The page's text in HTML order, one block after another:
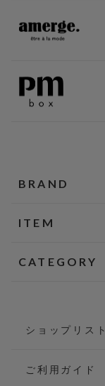
BRAND
ITEM
CATEGORY
ショップリスト
ご利用ガイド